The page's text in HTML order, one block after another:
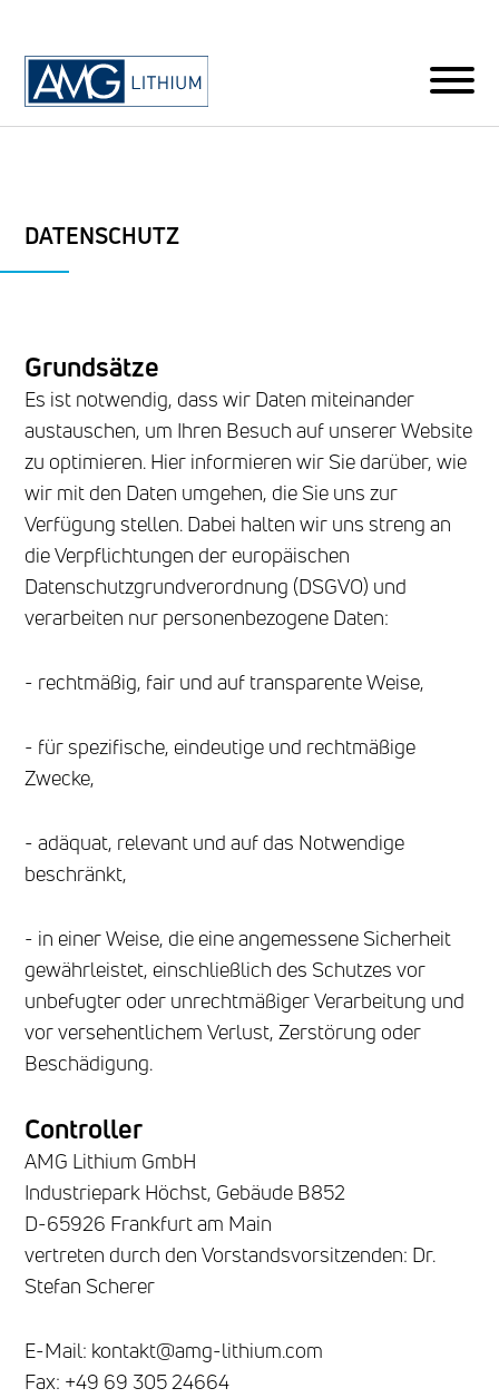
DATENSCHUTZ
Grundsätze
Es ist notwendig, dass wir Daten miteinander
austauschen, um Ihren Besuch auf unserer Website
zu optimieren. Hier informieren wir Sie darüber, wie
wir mit den Daten umgehen, die Sie uns zur
Verfügung stellen. Dabei halten wir uns streng an
die Verpflichtungen der europäischen
Datenschutzgrundverordnung (DSGVO) und
verarbeiten nur personenbezogene Daten:
- rechtmäßig, fair und auf transparente Weise,
- für spezifische, eindeutige und rechtmäßige
Zwecke,
- adäquat, relevant und auf das Notwendige
beschränkt,
- in einer Weise, die eine angemessene Sicherheit
gewährleistet, einschließlich des Schutzes vor
unbefugter oder unrechtmäßiger Verarbeitung und
vor versehentlichem Verlust, Zerstörung oder
Beschädigung.
Controller
AMG Lithium GmbH
Industriepark Höchst, Gebäude B852
D-65926 Frankfurt am Main
vertreten durch den Vorstandsvorsitzenden: Dr.
Stefan Scherer
E-Mail: kontakt@amg-lithium.com
Fax: +49 69 305 24664